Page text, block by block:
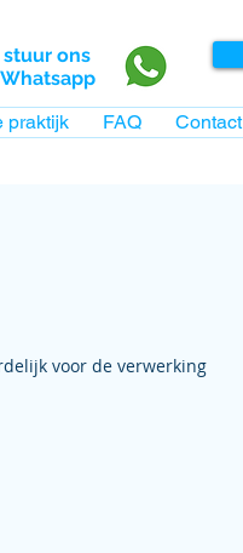
ons
praktijk FAQ Contact
voor de verwerking